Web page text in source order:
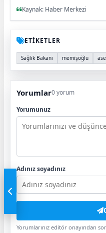
Kaynak: Haber Merkezi
ETİKETLER
Sağlık Bakanı memişoğlu
Yorumlar0 yorum
Yorumunuz
Adınız soyadınız
Yorumlarınız editör onayından